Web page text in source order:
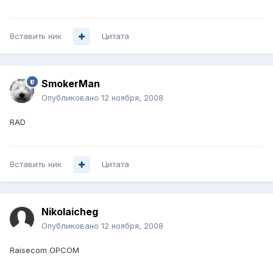
Вставить ник Цитата
SmokerMan
Опубликовано 12 ноября, 2008
RAD
Вставить ник Цитата
Nikolaicheg
Опубликовано 12 ноября, 2008
Raisecom OPCOM